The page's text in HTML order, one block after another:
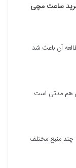
خرید ساعت مچی
آن باعث شد
هم مدتی است
چند منبع مختلف